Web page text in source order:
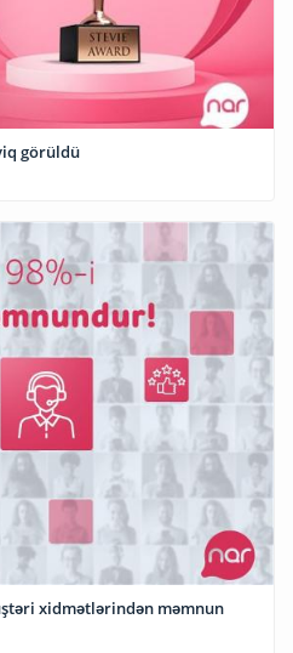
görüldü
xidmətlərindən məmnun